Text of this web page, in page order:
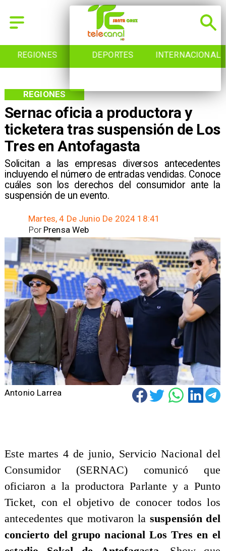
REGIONES DEPORTES INTERNACIONAL
Sernac oficia a productora y
ticketera tras suspensión de Los
Tres en Antofagasta
Solicitan a las empresas diversos antecedentes
incluyendo el número de entradas vendidas. Conoce
cuáles son los derechos del consumidor ante la
suspensión de un evento.
REGIONES
Martes, 4 De Junio De 2024 18:41
Prensa Web
Por
Antonio Larrea
Este martes 4 de junio, Servicio Nacional del
Consumidor (SERNAC) comunicó que
oficiaron a la productora Parlante y a Punto
Ticket, con el objetivo de conocer todos los
antecedentes que motivaron la suspensión del
concierto del grupo nacional Los Tres en el